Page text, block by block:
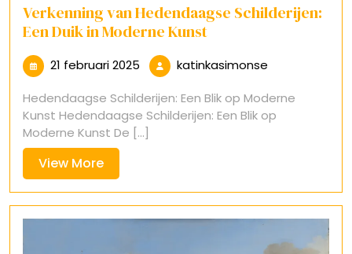
Verkenning van Hedendaagse Schilderijen:
Een Duik in Moderne Kunst
21 februari 2025
februari
2025
katinkasimonse
Hedendaagse Schilderijen: Een Blik op Moderne
Kunst Hedendaagse Schilderijen: Een Blik op
Moderne Kunst De [...]
View MoreView
More